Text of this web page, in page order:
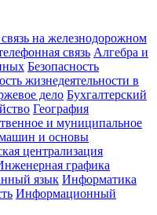
на железнодорожном
связь Алгебра и
Безопасность
жизнедеятельности в
дело Бухгалтерский
География
и муниципальное
и основы
централизация
графика
язык Информатика
Информационный